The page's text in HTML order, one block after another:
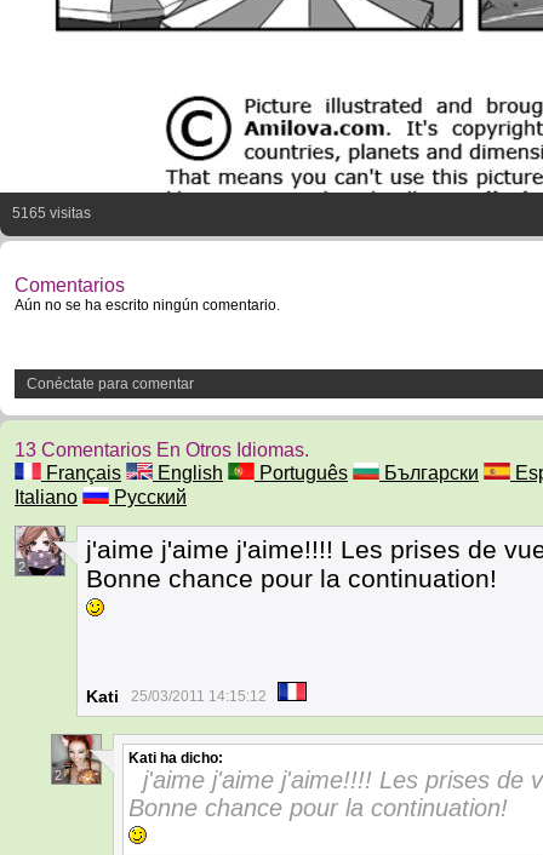
5165 visitas
Comentarios
Aún no se ha escrito ningún comentario.
Conéctate para comentar
13 Comentarios En Otros Idiomas.
Français
English Português Български
Italiano
Русский
2
j'aime j'aime j'aime!!!! Les prises de
Bonne chance pour la continuation!
Kati 25/03/2011 14:15:12
2
Kati ha dicho:
j'aime j'aime j'aime!!!! Les prises de
Bonne chance pour la continuation!